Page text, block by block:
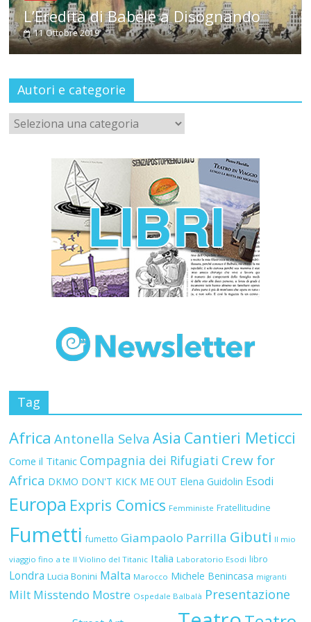
L’Eredità di Babele a Disognando
11 Ottobre 2019
Autori e categorie
Tag
Africa Antonella Selva Asia Cantieri Meticci
Come il Titanic Compagnia dei Rifugiati Crew for
Africa DKMO DON'T KICK ME OUT Elena Guidolin Esodi
Europa Expris Comics Femministe Fratellitudine
Fumetti fumetto Giampaolo Parrilla Gibuti Il mio
viaggio fino a te Il Violino del Titanic Italia Laboratorio Esodi libro
Londra Lucia Bonini Malta Marocco Michele Benincasa migranti
Milt Misstendo Mostre Ospedale Balbalà Presentazione